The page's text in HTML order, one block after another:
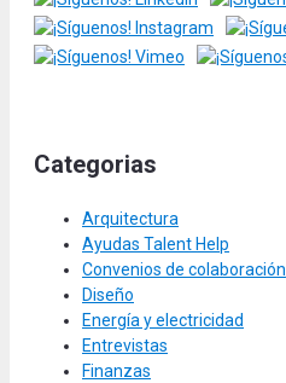
Categorias
Arquitectura
Ayudas Talent Help
Convenios de colaboración
Diseño
Energía y electricidad
Entrevistas
Finanzas